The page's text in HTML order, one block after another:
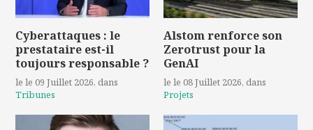
Cyberattaques : le
prestataire est-il
toujours responsable ?
le le 09 Juillet 2026, dans
Tribunes
Alstom renforce son
Zerotrust pour la
GenAI
le le 08 Juillet 2026, dans
Projets